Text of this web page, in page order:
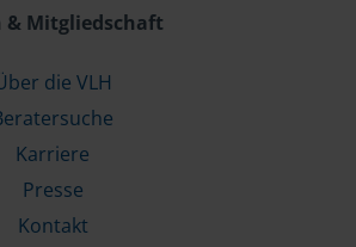
& Mitgliedschaft
die VLH
Karriere
Presse
Kontakt